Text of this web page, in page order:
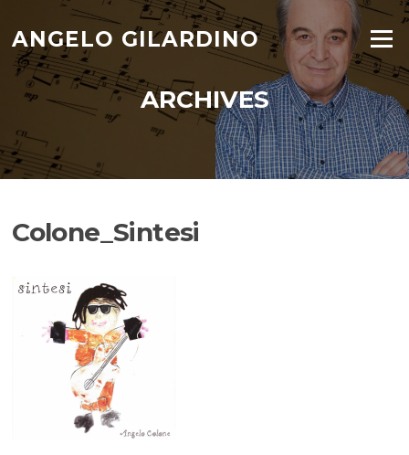
content
ANGELO GILARDINO Menu
ARCHIVES
Colone_Sintesi